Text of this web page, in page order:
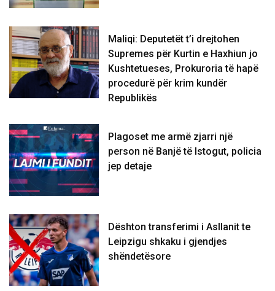
Maliqi: Deputetët t’i drejtohen
Supremes për Kurtin e Haxhiun jo
Kushtetueses, Prokuroria të hapë
procedurë për krim kundër
Republikës
Plagoset me armë zjarri një
person në Banjë të Istogut, policia
jep detaje
Dështon transferimi i Asllanit te
Leipzigu shkaku i gjendjes
shëndetësore